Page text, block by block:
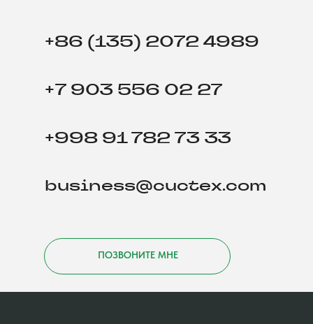
business@cuctex.com
+86 (135) 2072 4989
ПОЗВОНИТЕ МНЕ
+7 903 556 02 27
+998 91 782 73 33